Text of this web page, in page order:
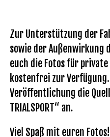
Zur Unterstützung der
sowie der Außenwirkung
euch die Fotos für
kostenfrei zur
Veröffentlichung die
TRIALSPORT“ an.
Viel Spaß mit euren Fotos!